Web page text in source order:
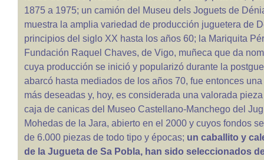
1875 a 1975; un camión del Museu dels Joguets de
muestra la amplia variedad de producción juguetera de
principios del siglo XX hasta los años 60; la Mariquita
Fundación Raquel Chaves, de Vigo, muñeca que da
cuya producción se inició y popularizó durante la
abarcó hasta mediados de los años 70, fue entonces
más deseadas y, hoy, es considerada una valorada
caja de canicas del Museo Castellano-Manchego del
Mohedas de la Jara, abierto en el 2000 y cuyos fondos
de 6.000 piezas de todo tipo y épocas; un caballito y
de la Jugueta de Sa Pobla, han sido seleccionados